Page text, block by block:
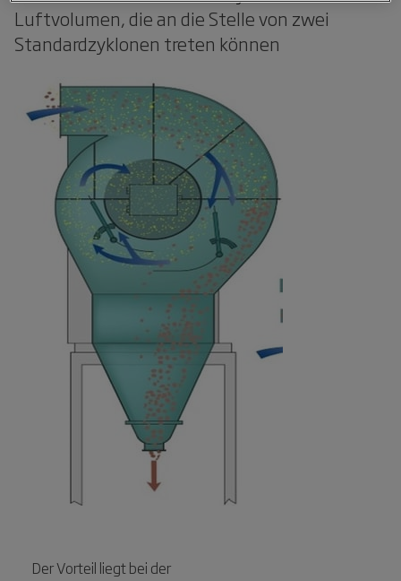
Luftvolumen, die an die Stelle von zwei
Standardzyklonen treten können
Der Vorteil liegt bei der